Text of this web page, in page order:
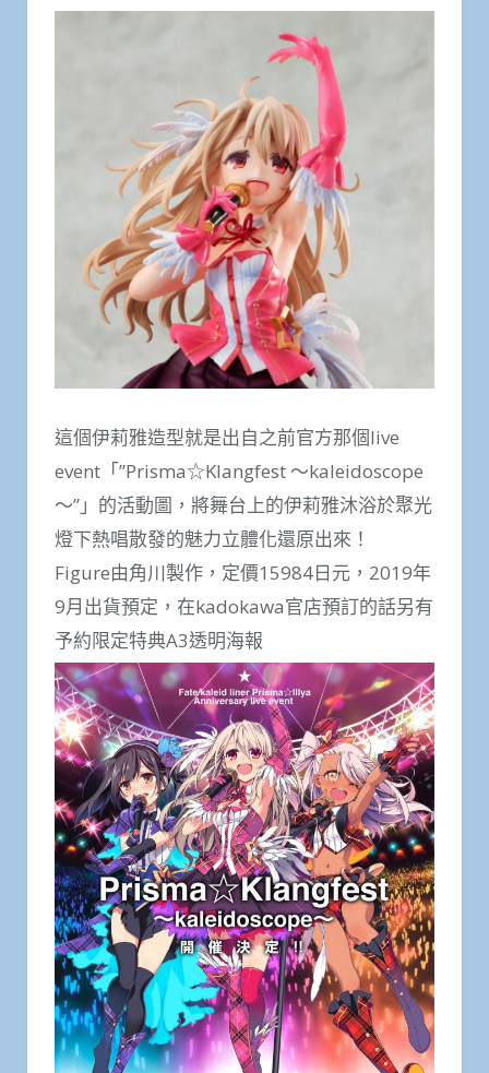
這個伊莉雅造型就是出自之前官方那個live
event「”Prisma☆Klangfest ～kaleidoscope
～”」的活動圖，將舞台上的伊莉雅沐浴於聚光
燈下熱唱散發的魅力立體化還原出來！
Figure由角川製作，定價15984日元，2019年
9月出貨預定，在kadokawa官店預訂的話另有
予約限定特典A3透明海報